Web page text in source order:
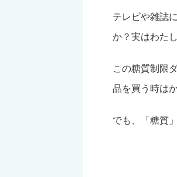
テレビや雑誌
か？実はわた
この糖質制限
品を買う時は
でも、「糖質